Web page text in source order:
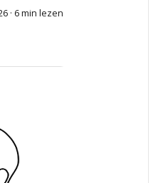
· 6 min lezen